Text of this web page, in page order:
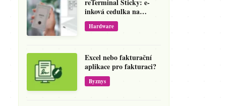
reTerminal Sticky: e-
inková cedulka na
ledničku, která přepíše
váš hlas na vzkaz
Hardware
Excel nebo fakturační
aplikace pro fakturaci?
Byznys